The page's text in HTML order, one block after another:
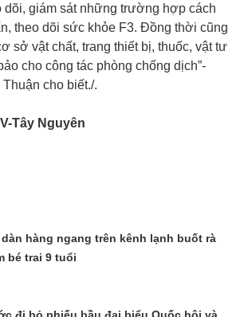
dõi, giám sát những trường hợp cách
theo dõi sức khỏe F3. Đồng thời cũng
sở vật chất, trang thiết bị, thuốc, vật tư
cho công tác phòng chống dịch”-
cho biết./.
Tây Nguyên
hàng ngang trên kênh lạnh buốt rà
bé trai 9 tuổi
đi bỏ phiếu bầu đại biểu Quốc hội và